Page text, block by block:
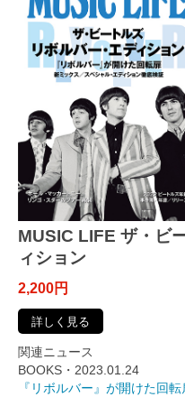
MUSIC LIFE ザ・ビ
ィション
2,200円
詳しく見る
関連ニュース
BOOKS・2023.01.24
『リボルバー』が開けた回